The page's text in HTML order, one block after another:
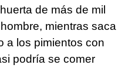
de más de mil
mientras saca
a los pimientos con
podría se comer